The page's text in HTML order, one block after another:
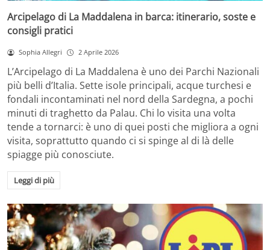
Arcipelago di La Maddalena in barca: itinerario, soste e
consigli pratici
Sophia Allegri 2 Aprile 2026
L’Arcipelago di La Maddalena è uno dei Parchi Nazionali
più belli d’Italia. Sette isole principali, acque turchesi e
fondali incontaminati nel nord della Sardegna, a pochi
minuti di traghetto da Palau. Chi lo visita una volta
tende a tornarci: è uno di quei posti che migliora a ogni
visita, soprattutto quando ci si spinge al di là delle
spiagge più conosciute.
Leggi di più